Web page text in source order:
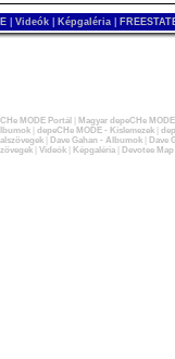
Videók Képgaléria
MODE Portál
Magyar depeCHe
| depeCHe MODE - Kislemezek|
| Dave Gahan - Albumok|
Dave
| Videók| Képgaléria| Devotee Map